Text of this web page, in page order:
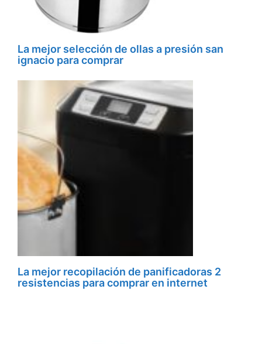
La mejor selección de ollas a presión san
ignacio para comprar
La mejor recopilación de panificadoras 2
resistencias para comprar en internet